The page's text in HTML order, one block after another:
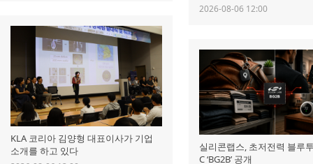
2026-08-06 12:00
KLA 코리아 김양형 대표이사가 기업
소개를 하고 있다
실리콘랩스, 초저전력 블루
C ‘BG2B’ 공개